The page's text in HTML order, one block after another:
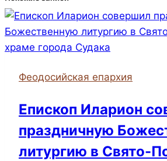
Феодосийская епархия
Епископ Иларион
праздничную
литургию в Свято-